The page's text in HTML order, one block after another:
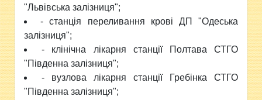
"Львівська залізниця";
- станція переливання крові ДП "Одеська
залізниця";
- клінічна лікарня станції Полтава СТГО
"Південна залізниця";
- вузлова лікарня станції Гребінка СТГО
"Південна залізниця";